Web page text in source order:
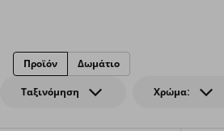
Ταξινόμηση Χρώμα:
Προϊόν Δωμάτιο